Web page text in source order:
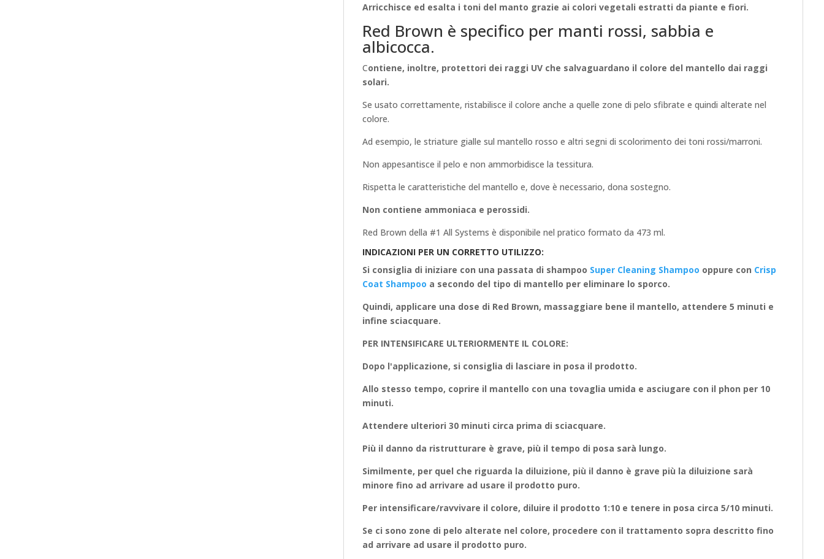
Arricchisce ed esalta i toni del manto grazie ai colori vegetali estratti da piante e fiori.
Red Brown è specifico per manti rossi, sabbia e
albicocca.
Contiene, inoltre, protettori dei raggi UV che salvaguardano il colore del mantello dai raggi
solari.
Se usato correttamente, ristabilisce il colore anche a quelle zone di pelo sfibrate e quindi alterate nel
colore.
Ad esempio, le striature gialle sul mantello rosso e altri segni di scolorimento dei toni rossi/marroni.
Non appesantisce il pelo e non ammorbidisce la tessitura.
Rispetta le caratteristiche del mantello e, dove è necessario, dona sostegno.
Non contiene ammoniaca e perossidi.
Red Brown della #1 All Systems è disponibile nel pratico formato da 473 ml.
INDICAZIONI PER UN CORRETTO UTILIZZO:
Si consiglia di iniziare con una passata di shampoo Super Cleaning Shampoo oppure con Crisp
Coat Shampoo a secondo del tipo di mantello per eliminare lo sporco.
Quindi, applicare una dose di Red Brown, massaggiare bene il mantello, attendere 5 minuti e
infine sciacquare.
PER INTENSIFICARE ULTERIORMENTE IL COLORE:
Dopo l'applicazione, si consiglia di lasciare in posa il prodotto.
Allo stesso tempo, coprire il mantello con una tovaglia umida e asciugare con il phon per 10
minuti.
Attendere ulteriori 30 minuti circa prima di sciacquare.
Più il danno da ristrutturare è grave, più il tempo di posa sarà lungo.
Similmente, per quel che riguarda la diluizione, più il danno è grave più la diluizione sarà
minore fino ad arrivare ad usare il prodotto puro.
Per intensificare/ravvivare il colore, diluire il prodotto 1:10 e tenere in posa circa 5/10 minuti.
Se ci sono zone di pelo alterate nel colore, procedere con il trattamento sopra descritto fino
ad arrivare ad usare il prodotto puro.